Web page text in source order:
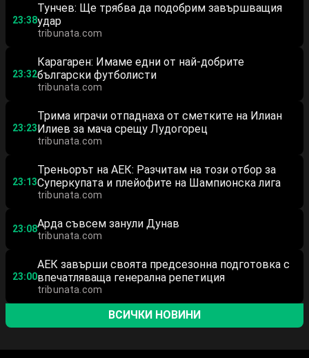
23:38
Тунчев: Ще трябва да подобрим завършващия
удар
tribunata.com
23:32
Карагарен: Имаме едни от най-добрите
български футболисти
tribunata.com
23:23
Трима играчи отпаднаха от сметките на Илиан
Илиев за мача срещу Лудогорец
tribunata.com
23:13
Треньорът на АЕК: Разчитам на този отбор за
Суперкупата и плейофите на Шампионска лига
tribunata.com
23:08Арда съвсем занули Дунав
tribunata.com
23:00
АЕК завърши своята предсезонна подготовка с
впечатляваща генерална репетиция
tribunata.com
ВСИЧКИ НОВИНИ